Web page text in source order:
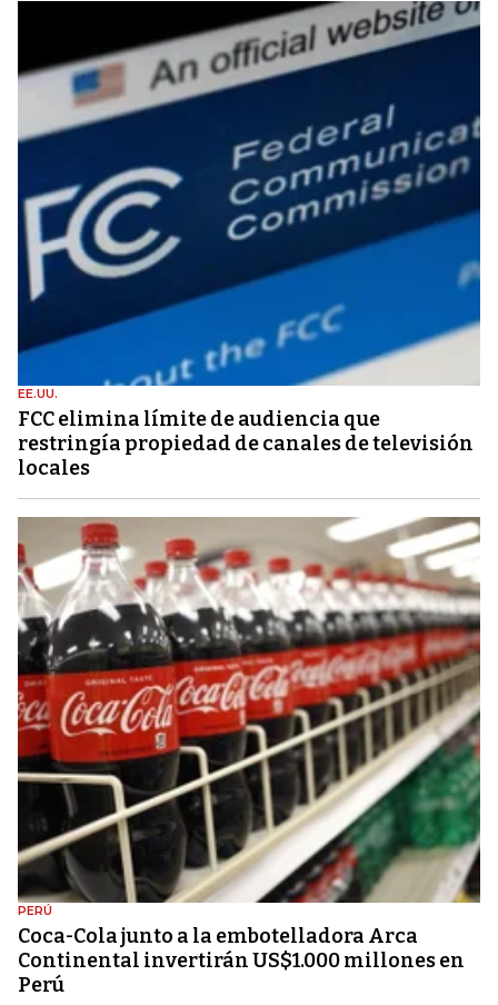
EE.UU.
FCC elimina límite de audiencia que
restringía propiedad de canales de televisión
locales
PERÚ
Coca-Cola junto a la embotelladora Arca
Continental invertirán US$1.000 millones en
Perú